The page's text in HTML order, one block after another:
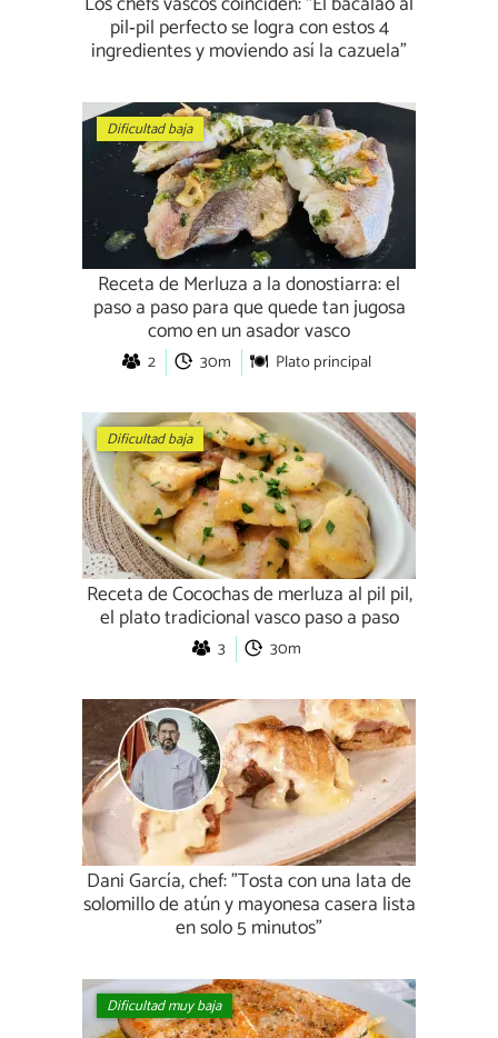
pil‑pil perfecto se logra con estos 4
ingredientes y moviendo así la cazuela”
Dificultad baja
Receta de Merluza a la donostiarra: el
paso a paso para que quede tan jugosa
como en un asador vasco
2 30m Plato principal
Dificultad baja
Receta de Cocochas de merluza al pil pil,
el plato tradicional vasco paso a paso
3 30m
Dani García, chef: "Tosta con una lata de
solomillo de atún y mayonesa casera lista
en solo 5 minutos"
Dificultad muy baja